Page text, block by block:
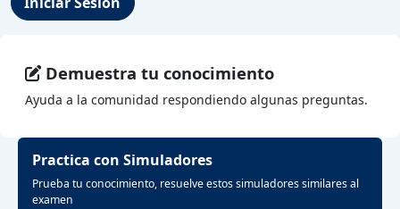
Demuestra tu conocimiento
Ayuda a la comunidad respondiendo algunas preguntas.
Practica con Simuladores
Prueba tu conocimiento, resuelve estos simuladores similares al
examen